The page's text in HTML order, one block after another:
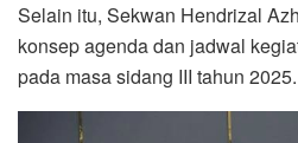
Selain itu, Sekwan Hendrizal
konsep agenda dan jadwal
pada masa sidang III tahun 2025.